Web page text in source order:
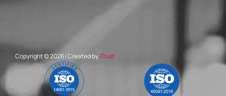
Copyright © 2026 | Created byiTrust